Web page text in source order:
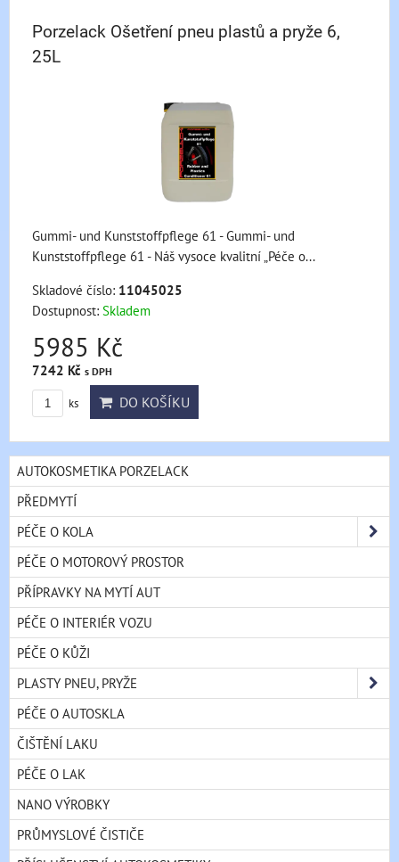
Porzelack Ošetření pneu plastů a pryže 6,
25L
Gummi- und Kunststoffpflege 61 - Gummi- und
Kunststoffpflege 61 - Náš vysoce kvalitní „Péče o...
Skladové číslo: 11045025
Dostupnost: Skladem
5985 Kč
7242 Kč s DPH
ks DO KOŠÍKU
AUTOKOSMETIKA PORZELACK
PŘEDMYTÍ
PÉČE O KOLA
PÉČE O MOTOROVÝ PROSTOR
PŘÍPRAVKY NA MYTÍ AUT
PÉČE O INTERIÉR VOZU
PÉČE O KŮŽI
PLASTY PNEU, PRYŽE
PÉČE O AUTOSKLA
ČIŠTĚNÍ LAKU
PÉČE O LAK
NANO VÝROBKY
PRŮMYSLOVÉ ČISTIČE